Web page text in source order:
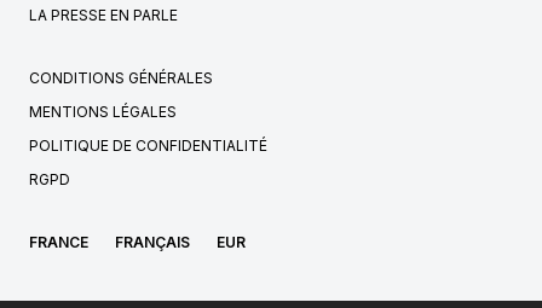
LA PRESSE EN PARLE
CONDITIONS GÉNÉRALES
MENTIONS LÉGALES
POLITIQUE DE CONFIDENTIALITÉ
RGPD
FRANCE FRANÇAIS EUR